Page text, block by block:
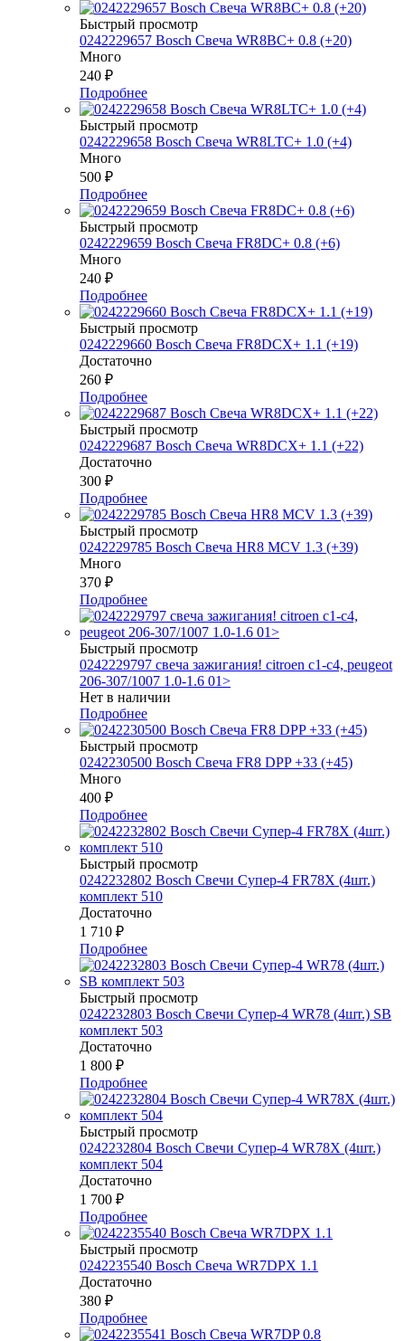
Быстрый просмотр
0242229657 Bosch Свеча WR8BC+ 0.8 (+20)
Много
240 ₽
Подробнее
Быстрый просмотр
0242229658 Bosch Свеча WR8LTC+ 1.0 (+4)
Много
500 ₽
Подробнее
Быстрый просмотр
0242229659 Bosch Свеча FR8DC+ 0.8 (+6)
Много
240 ₽
Подробнее
Быстрый просмотр
0242229660 Bosch Свеча FR8DCX+ 1.1 (+19)
Достаточно
260 ₽
Подробнее
Быстрый просмотр
0242229687 Bosch Свеча WR8DCX+ 1.1 (+22)
Достаточно
300 ₽
Подробнее
Быстрый просмотр
0242229785 Bosch Свеча HR8 MCV 1.3 (+39)
Много
370 ₽
Подробнее
Быстрый просмотр
0242229797 свеча зажигания! citroen c1-c4, peugeot
206-307/1007 1.0-1.6 01>
Нет в наличии
Подробнее
Быстрый просмотр
0242230500 Bosch Свеча FR8 DPP +33 (+45)
Много
400 ₽
Подробнее
Быстрый просмотр
0242232802 Bosch Свечи Супер-4 FR78Х (4шт.)
комплект 510
Достаточно
1 710 ₽
Подробнее
Быстрый просмотр
0242232803 Bosch Свечи Супер-4 WR78 (4шт.) SB
комплект 503
Достаточно
1 800 ₽
Подробнее
Быстрый просмотр
0242232804 Bosch Свечи Супер-4 WR78Х (4шт.)
комплект 504
Достаточно
1 700 ₽
Подробнее
Быстрый просмотр
0242235540 Bosch Свеча WR7DPX 1.1
Достаточно
380 ₽
Подробнее